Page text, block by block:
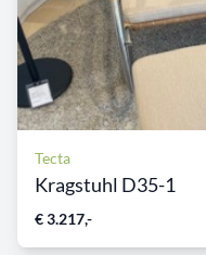
Tecta
Kragstuhl D35-1
€ 3.217,-